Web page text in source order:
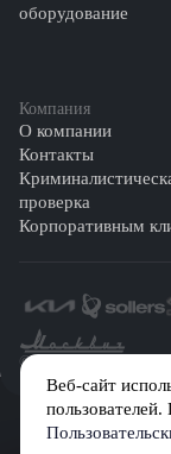
Веб-сайт
оборудование
Компания
О компании
Контакты
проверка
Корпоративным
©️ 2026 Fresh Auto
Сетевое издание
Решением